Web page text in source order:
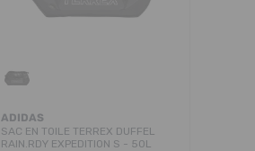
ADIDAS
SAC EN TOILE TERREX DUFFEL
RAIN.RDY EXPEDITION S - 50L